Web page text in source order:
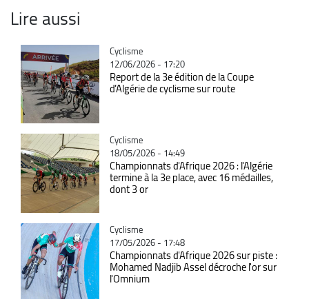
Lire aussi
Catégorie
Cyclisme
12/06/2026 - 17:20
Report de la 3e édition de la Coupe
d’Algérie de cyclisme sur route
Catégorie
Cyclisme
18/05/2026 - 14:49
Championnats d'Afrique 2026 : l'Algérie
termine à la 3e place, avec 16 médailles,
dont 3 or
Catégorie
Cyclisme
17/05/2026 - 17:48
Championnats d'Afrique 2026 sur piste :
Mohamed Nadjib Assel décroche l'or sur
l'Omnium